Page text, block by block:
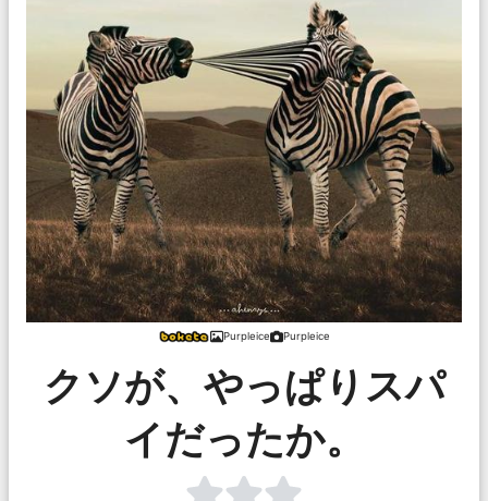
Purpleice Purpleice
クソが、やっぱりスパ
イだったか。